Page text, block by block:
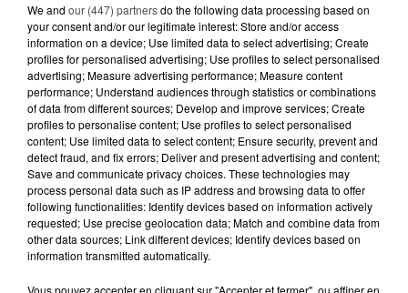
Musique en non-stop, info locale
et bulletin météo...
We and our (447) partnersdo the following data processing based on
your consent and/or our legitimate interest: Store and/or access
information on a device; Use limited data to select advertising; Create
profiles for personalised advertising; Use profiles to select personalised
advertising; Measure advertising performance; Measure content
performance; Understand audiences through statistics or combinations
of data from different sources; Develop and improve services; Create
profiles to personalise content; Use profiles to select personalised
content; Use limited data to select content; Ensure security, prevent and
detect fraud, and fix errors; Deliver and present advertising and content;
Save and communicate privacy choices. These technologies may
process personal data such as IP address and browsing data to offer
following functionalities: Identify devices based on information actively
requested; Use precise geolocation data; Match and combine data from
other data sources; Link different devices; Identify devices based on
information transmitted automatically.
Vous pouvez accepter en cliquant sur "Accepter et fermer", ou affiner en